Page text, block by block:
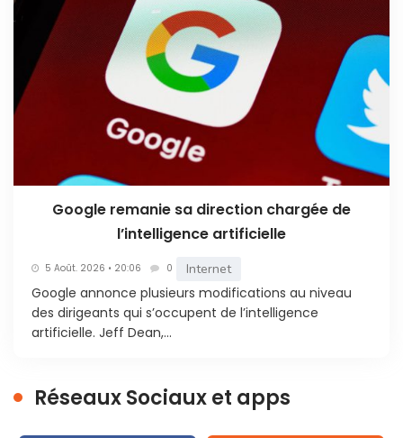
Google remanie sa direction chargée de
l’intelligence artificielle
5 Août. 2026 • 20:06 0 Internet
Google annonce plusieurs modifications au niveau
des dirigeants qui s’occupent de l’intelligence
artificielle. Jeff Dean,...
Réseaux Sociaux et apps